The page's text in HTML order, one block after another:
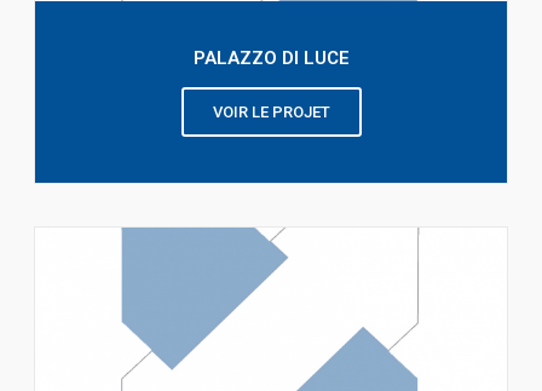
PALAZZO DI LUCE
VOIR LE PROJET